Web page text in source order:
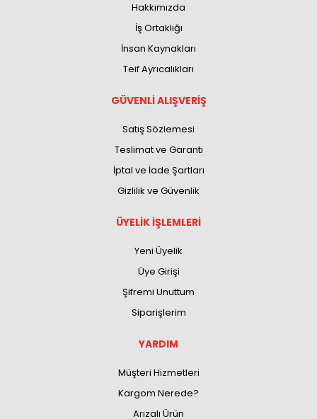
Hakkımızda
İş Ortaklığı
İnsan Kaynakları
Teif Ayrıcalıkları
GÜVENLİ ALIŞVERİŞ
Satış Sözlemesi
Teslimat ve Garanti
İptal ve İade Şartları
Gizlilik ve Güvenlik
ÜYELİK İŞLEMLERİ
Yeni Üyelik
Üye Girişi
Şifremi Unuttum
Siparişlerim
YARDIM
Müşteri Hizmetleri
Kargom Nerede?
Arızalı Ürün